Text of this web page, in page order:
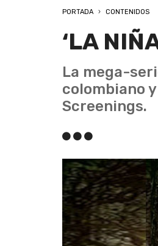
PORTADA CONTENIDOS
‘LA
La mega-
colombiano
Screenings.